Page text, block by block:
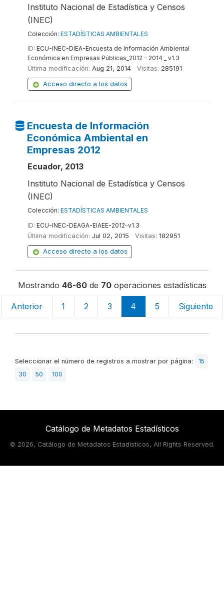
Instituto Nacional de Estadística y Censos
(INEC)
Colección: ESTADÍSTICAS AMBIENTALES
ID: ECU-INEC-DIEA-Encuesta de Información Ambiental
Económica en Empresas Públicas_2012 - 2014 _ v1.3
Última modificación: Aug 21, 2014 Visitas: 285191
Acceso directo a los datos
Encuesta de Información
Económica Ambiental en
Empresas 2012
Ecuador, 2013
Instituto Nacional de Estadística y Censos
(INEC)
Colección: ESTADÍSTICAS AMBIENTALES
ID: ECU-INEC-DEAGA-EIAEE-2012-v1.3
Última modificación: Jul 02, 2015 Visitas: 182951
Acceso directo a los datos
Mostrando 46-60de 70operaciones estadísticas
Anterior 1 2 3 4 5 Siguiente
Seleccionar el número de registros a mostrar por página:
15
30
50 100
Catálogo de Metadatos Estadísticos
© 2026, Catálogo de Metadatos Estadísticos, All Rights Reserved.